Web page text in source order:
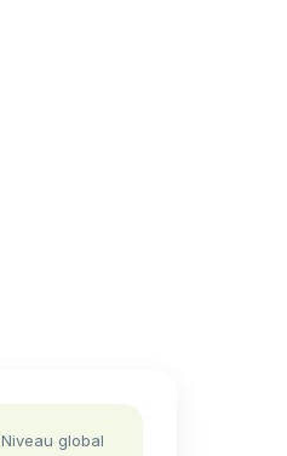
Niveau global